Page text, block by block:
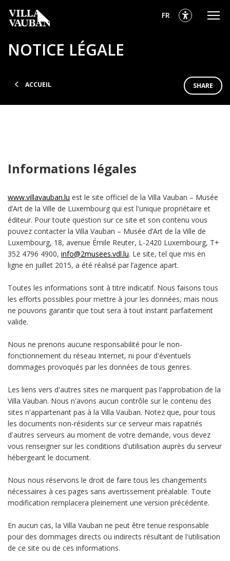
Aller
au
principal
Aller
au
Aller
au
de
sélectionnés
Français
FR
ACCUEIL
NOTICE LÉGALE
SHARE
Informations légales
www.villavauban.lu est le site officiel de la Villa Vauban – Musée
d’Art de la Ville de Luxembourg qui est l'unique propriétaire et
éditeur. Pour toute question sur ce site et son contenu vous
pouvez contacter la Villa Vauban – Musée d’Art de la Ville de
Luxembourg, 18, avenue Émile Reuter, L-2420 Luxembourg, T+
352 4796 4900, info@2musees.vdl.lu. Le site, tel que mis en
ligne en juillet 2015, a été réalisé par l’agence apart.
Toutes les informations sont à titre indicatif. Nous faisons tous
les efforts possibles pour mettre à jour les données, mais nous
ne pouvons garantir que tout sera à tout instant parfaitement
valide.
Nous ne prenons aucune responsabilité pour le non-
fonctionnement du réseau Internet, ni pour d'éventuels
dommages provoqués par les données de tous genres.
Les liens vers d'autres sites ne marquent pas l'approbation de la
Villa Vauban. Nous n'avons aucun contrôle sur le contenu des
sites n'appartenant pas à la Villa Vauban. Notez que, pour tous
les documents non-résidents sur ce serveur mais rapatriés
d'autres serveurs au moment de votre demande, vous devez
vous renseigner sur les conditions d'utilisation auprès du serveur
hébergeant le document.
Nous nous réservons le droit de faire tous les changements
nécessaires à ces pages sans avertissement préalable. Toute
modification remplacera pleinement une version précédente.
En aucun cas, la Villa Vauban ne peut être tenue responsable
pour des dommages directs ou indirects résultant de l'utilisation
de ce site ou de ces informations.